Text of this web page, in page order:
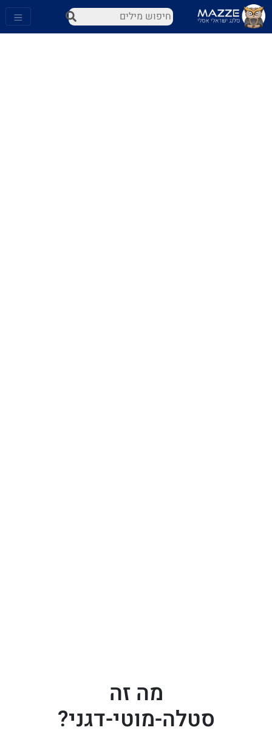
מה זה
סטלה-מוטי-דגני?